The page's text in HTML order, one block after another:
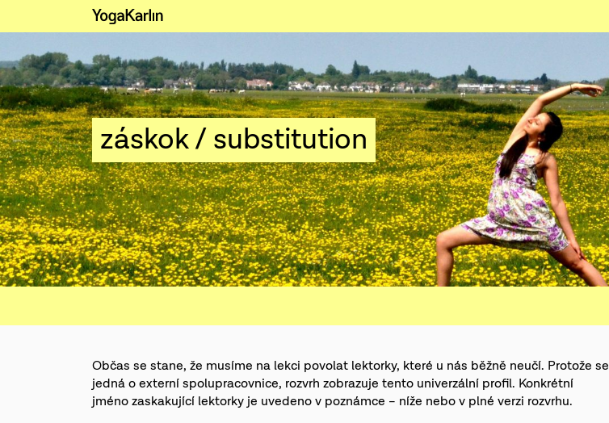
záskok / substitution
Občas se stane, že musíme na lekci povolat lektorky, které u nás běžně neučí. Protože se
jedná o externí spolupracovnice, rozvrh zobrazuje tento univerzální profil. Konkrétní
jméno zaskakující lektorky je uvedeno v poznámce – níže nebo v plné verzi rozvrhu.